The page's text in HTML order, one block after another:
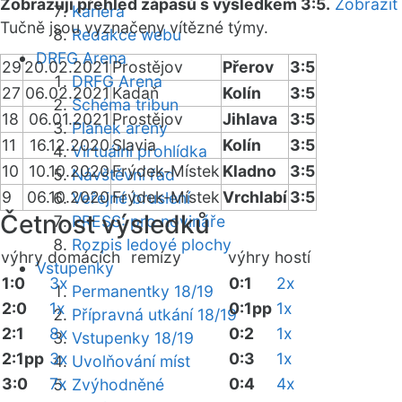
Kariéra
Redakce webu
DRFG Arena
DRFG Arena
Schéma tribun
Plánek areny
Virtuální prohlídka
Návštěvní řád
Veřejné bruslení
PRESS: pro novináře
Rozpis ledové plochy
Vstupenky
Permanentky 18/19
Přípravná utkání 18/19
Vstupenky 18/19
Uvolňování míst
Zvýhodněné
Zobrazuji přehled zápasů s výsledkem 3:5. Zobrazit
Tučně jsou vyznačeny vítězné týmy.
2920.02.2021 Prostějov Přerov
3:5
27 06.02.2021Kadaň Kolín
3:5
18
06.01.2021 Prostějov Jihlava
3:5
11
16.12.2020Slavia Kolín
3:5
10
10.10.2020Frýdek-Místek Kladno
3:5
9
06.10.2020Frýdek-MístekVrchlabí3:5
Četnost výsledků
výhry domácích remízyvýhry hostí
1:0
3x
2:0
1x
2:1
8x
2:1pp 3x
3:0
7x
0:1
2x
0:1pp 1x
0:2
1x
0:3
1x
0:4
4x